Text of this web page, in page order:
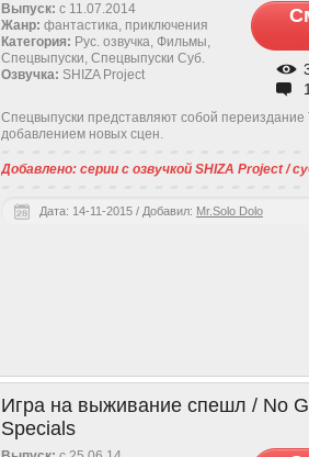
Выпуск: c 11.07.2014
Жанр: фантастика, приключения
Категория: Рус. озвучка, Фильмы,
Спецвыпуски, Спецвыпуски Cуб.
Озвучка: SHIZA Project
Спецвыпуски представляют собой переиздание
добавлением новых сцен.
Добавлено: серии с озвучкой SHIZA Project /
Дата: 14-11-2015 / Добавил: Mr.Solo Dolo
Игра на выживание спешл / No
Specials